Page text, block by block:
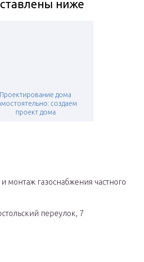
ниже
Проектирование дома
создаем
проект дома
монтаж газоснабжения частного
переулок, 7